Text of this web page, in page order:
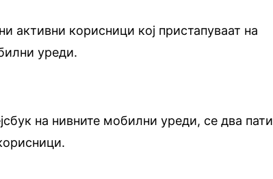
активни корисници кој пристапуваат на
уреди.
на нивните мобилни уреди, се два пати